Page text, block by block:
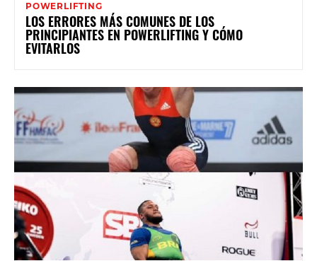
POWERLIFTING
LOS ERRORES MÁS COMUNES DE LOS
PRINCIPIANTES EN POWERLIFTING Y CÓMO
EVITARLOS